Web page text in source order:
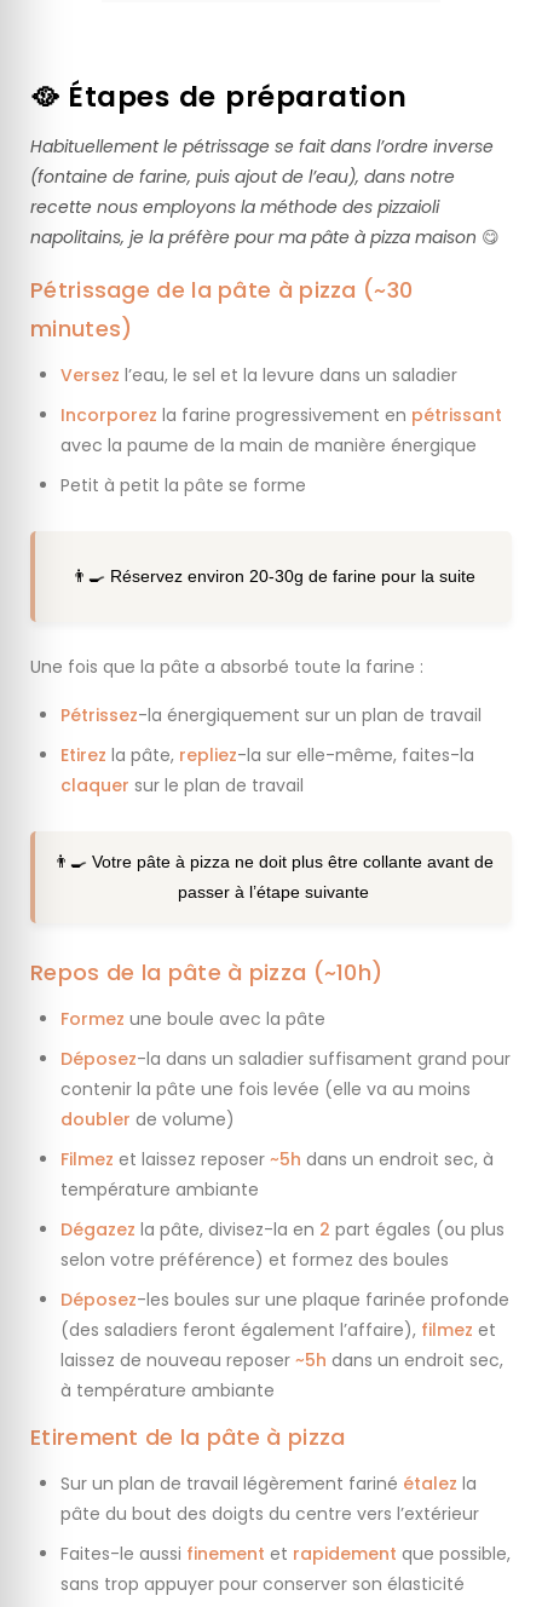
🥘 Étapes de préparation
Habituellement le pétrissage se fait dans l’ordre inverse
(fontaine de farine, puis ajout de l’eau), dans notre
recette nous employons la méthode des pizzaioli
napolitains, je la préfère pour ma pâte à pizza maison 😋
Pétrissage de la pâte à pizza (~30
minutes)
Versez l’eau, le sel et la levure dans un saladier
Incorporez la farine progressivement en pétrissant
avec la paume de la main de manière énergique
Petit à petit la pâte se forme
👨‍🍳 Réservez environ 20-30g de farine pour la suite
Une fois que la pâte a absorbé toute la farine :
Pétrissez-la énergiquement sur un plan de travail
Etirez la pâte, repliez-la sur elle-même, faites-la
claquer sur le plan de travail
👨‍🍳 Votre pâte à pizza ne doit plus être collante avant de
passer à l’étape suivante
Repos de la pâte à pizza (~10h)
Formez une boule avec la pâte
Déposez-la dans un saladier suffisament grand pour
contenir la pâte une fois levée (elle va au moins
doubler de volume)
Filmez et laissez reposer ~5h dans un endroit sec, à
température ambiante
Dégazez la pâte, divisez-la en 2 part égales (ou plus
selon votre préférence) et formez des boules
Déposez-les boules sur une plaque farinée profonde
(des saladiers feront également l’affaire), filmez et
laissez de nouveau reposer ~5h dans un endroit sec,
à température ambiante
Etirement de la pâte à pizza
Sur un plan de travail légèrement fariné étalez la
pâte du bout des doigts du centre vers l’extérieur
Faites-le aussi finement et rapidement que possible,
sans trop appuyer pour conserver son élasticité